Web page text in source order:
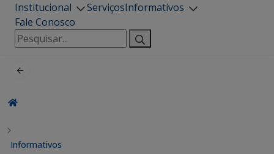
Institucional ServiçosInformativos
Fale Conosco
Pesquisar
por:
Informativos